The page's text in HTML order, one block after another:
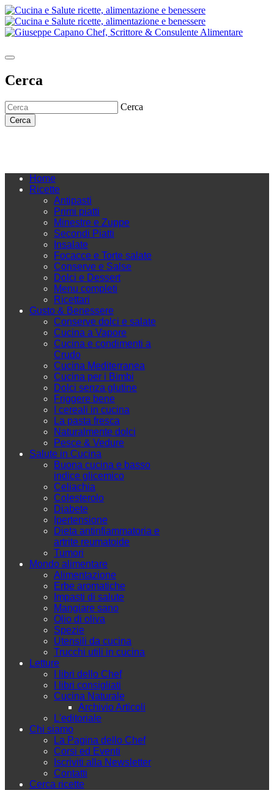
Cerca
Cerca
Cerca
Home
Ricette
Antipasti
Primi piatti
Minestre e Zuppe
Secondi Piatti
Insalate
Focacce e Torte salate
Conserve e Salse
Dolci e Dessert
Menu completi
Ricettari
Gusto & Benessere
Conserve dolci e salate
Cucina a Vapore
Cucina e condimenti a
Crudo
Cucina Mediterranea
Cucina per i Bimbi
Dolci senza glutine
Friggere bene
I cereali in cucina
La pasta fresca
Naturalmente dolci
Pesce & Vedure
Salute in Cucina
Buona cucina e basso
indice glicemico
Celiachia
Colesterolo
Diabete
Ipertensione
Dieta antinfiammatoria e
artrite reumatoide
Tumori
Mondo alimentare
Alimentazione
Erbe aromatiche
Impasti di salute
Mangiare sano
Olio di oliva
Spezie
Utensili da cucina
Trucchi utili in cucina
Letture
I libri dello Chef
I libri consigliati
Cucina Naturale
Archivio Articoli
L'editoriale
Chi siamo
La Pagina dello Chef
Corsi ed Eventi
Iscriviti alla Newsletter
Contatti
Cerca ricette